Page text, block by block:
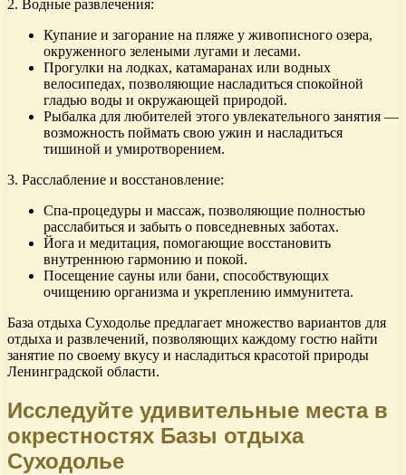
2. Водные развлечения:
Купание и загорание на пляже у живописного озера,
окруженного зелеными лугами и лесами.
Прогулки на лодках, катамаранах или водных
велосипедах, позволяющие насладиться спокойной
гладью воды и окружающей природой.
Рыбалка для любителей этого увлекательного занятия —
возможность поймать свою ужин и насладиться
тишиной и умиротворением.
3. Расслабление и восстановление:
Спа-процедуры и массаж, позволяющие полностью
расслабиться и забыть о повседневных заботах.
Йога и медитация, помогающие восстановить
внутреннюю гармонию и покой.
Посещение сауны или бани, способствующих
очищению организма и укреплению иммунитета.
База отдыха Суходолье предлагает множество вариантов для
отдыха и развлечений, позволяющих каждому гостю найти
занятие по своему вкусу и насладиться красотой природы
Ленинградской области.
Исследуйте удивительные места в
окрестностях Базы отдыха
Суходолье